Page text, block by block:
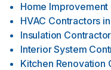
Home
HVAC Contractors in
Insulation
Interior System
Kitchen Renovation